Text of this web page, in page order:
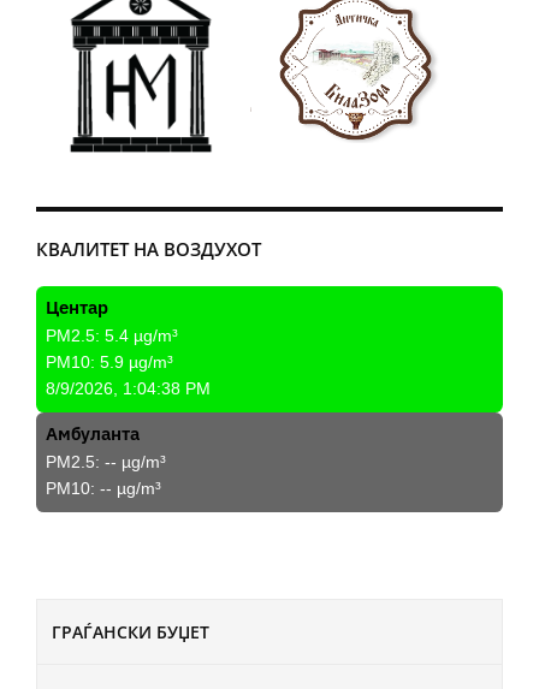
ГРАЃАНСКИ БУЏЕТ
КВАЛИТЕТ НА ВОЗДУХОТ
Центар
PM2.5: 5.4 µg/m³
PM10: 5.9 µg/m³
8/9/2026, 1:04:38 PM
Амбуланта
PM2.5: -- µg/m³
PM10: -- µg/m³